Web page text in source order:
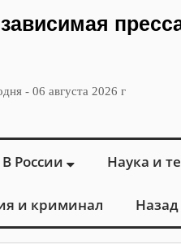
- 06 августа 2026 г
В России Наука и
и криминал